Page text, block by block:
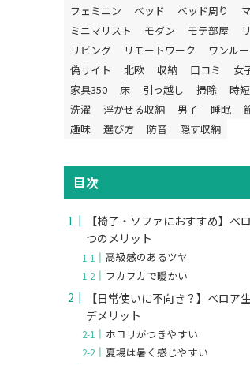
フェミニン
ベッド ベッド周り
ミニマリスト
モダン モテ部屋
リビング
リモートワーク
ワンル
偽サイト
北欧 収納 口コミ
女
家具350
床 引っ越し 掃除 時短
洗濯
浮かせる収納 男子 睡眠
趣味
選び方 防音 隠す収納
目次
【椅子・ソファにおすすめ】ベ
つのメリット
高級感のあるツヤ
フカフカで暖かい
【日常使いに不向き？】ベロア
デメリット
ホコリがつきやすい
夏場は暑く感じやすい